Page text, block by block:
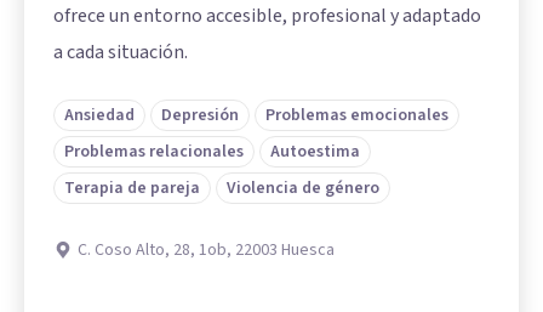
ofrece un entorno accesible, profesional y adaptado
a cada situación.
Ansiedad Depresión
Problemas emocionales
Problemas relacionales
Autoestima
Terapia de pareja
Violencia de género
C. Coso Alto, 28, 1ob, 22003 Huesca